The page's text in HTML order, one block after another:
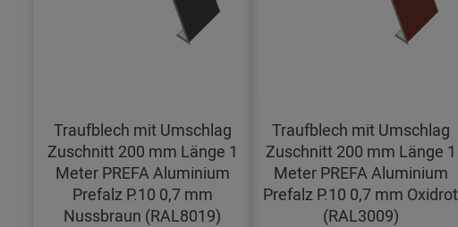
Traufblech mit Umschlag
Zuschnitt 200 mm Länge 1
Meter PREFA Aluminium
Prefalz P.10 0,7 mm
Nussbraun (RAL8019)
Traufblech mit Umschlag
Zuschnitt 200 mm Länge 1
Meter PREFA Aluminium
Prefalz P.10 0,7 mm Oxidrot
(RAL3009)